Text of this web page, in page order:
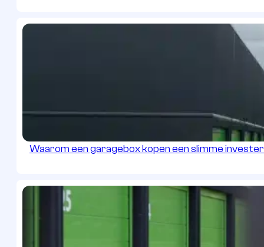
Waarom een garagebox kopen een slimme